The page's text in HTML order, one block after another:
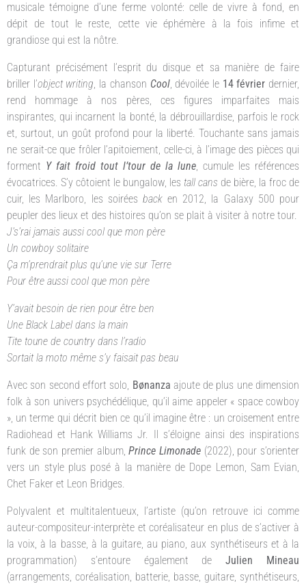
musicale témoigne d’une ferme volonté: celle de vivre à fond, en
dépit de tout le reste, cette vie éphémère à la fois infime et
grandiose qui est la nôtre.
Capturant précisément l’esprit du disque et sa manière de faire
briller l’object writing, la chanson Cool, dévoilée le 14 février dernier,
rend hommage à nos pères, ces figures imparfaites mais
inspirantes, qui incarnent la bonté, la débrouillardise, parfois le rock
et, surtout, un goût profond pour la liberté. Touchante sans jamais
ne serait-ce que frôler l’apitoiement, celle-ci, à l’image des pièces qui
forment Y fait froid tout l’tour de la lune, cumule les références
évocatrices. S’y côtoient le bungalow, les tall cans de bière, la froc de
cuir, les Marlboro, les soirées backen 2012, la Galaxy 500 pour
peupler des lieux et des histoires qu’on se plait à visiter à notre tour.
J’s’rai jamais aussi cool que mon père
Un cowboy solitaire
Ça m’prendrait plus qu’une vie sur Terre
Pour être aussi cool que mon père
Y’avait besoin de rien pour être ben
Une Black Label dans la main
Tite toune de country dans l’radio
Sortait la moto même s’y faisait pas beau
Avec son second effort solo, Bønanza ajoute de plus une dimension
folk à son univers psychédélique, qu’il aime appeler « space cowboy
», un terme qui décrit bien ce qu’il imagine être : un croisement entre
Radiohead et Hank Williams Jr. Il s’éloigne ainsi des inspirations
funk de son premier album,Prince Limonade (2022), pour s’orienter
vers un style plus posé à la manière de Dope Lemon, Sam Evian,
Chet Faker et Leon Bridges.
Polyvalent et multitalentueux, l’artiste (qu’on retrouve ici comme
auteur-compositeur-interprète et coréalisateur en plus de s’activer à
la voix, à la basse, à la guitare, au piano, aux synthétiseurs et à la
programmation) s’entoure également deJulien Mineau
(arrangements, coréalisation, batterie, basse, guitare, synthétiseurs,